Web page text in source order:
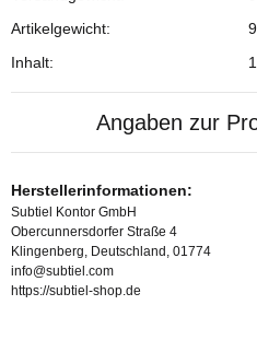
Artikelgewicht:
Inhalt:
Angaben zur
Herstellerinformationen:
Subtiel Kontor GmbH
Obercunnersdorfer Straße 4
Klingenberg, Deutschland, 01774
info@subtiel.com
https://subtiel-shop.de